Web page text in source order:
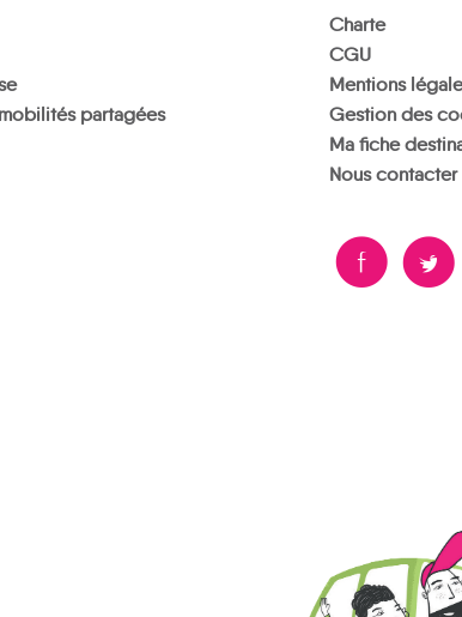
partagées
Charte
CGU
Mentions
Gestion des
Ma fiche
Nous contacter
B A